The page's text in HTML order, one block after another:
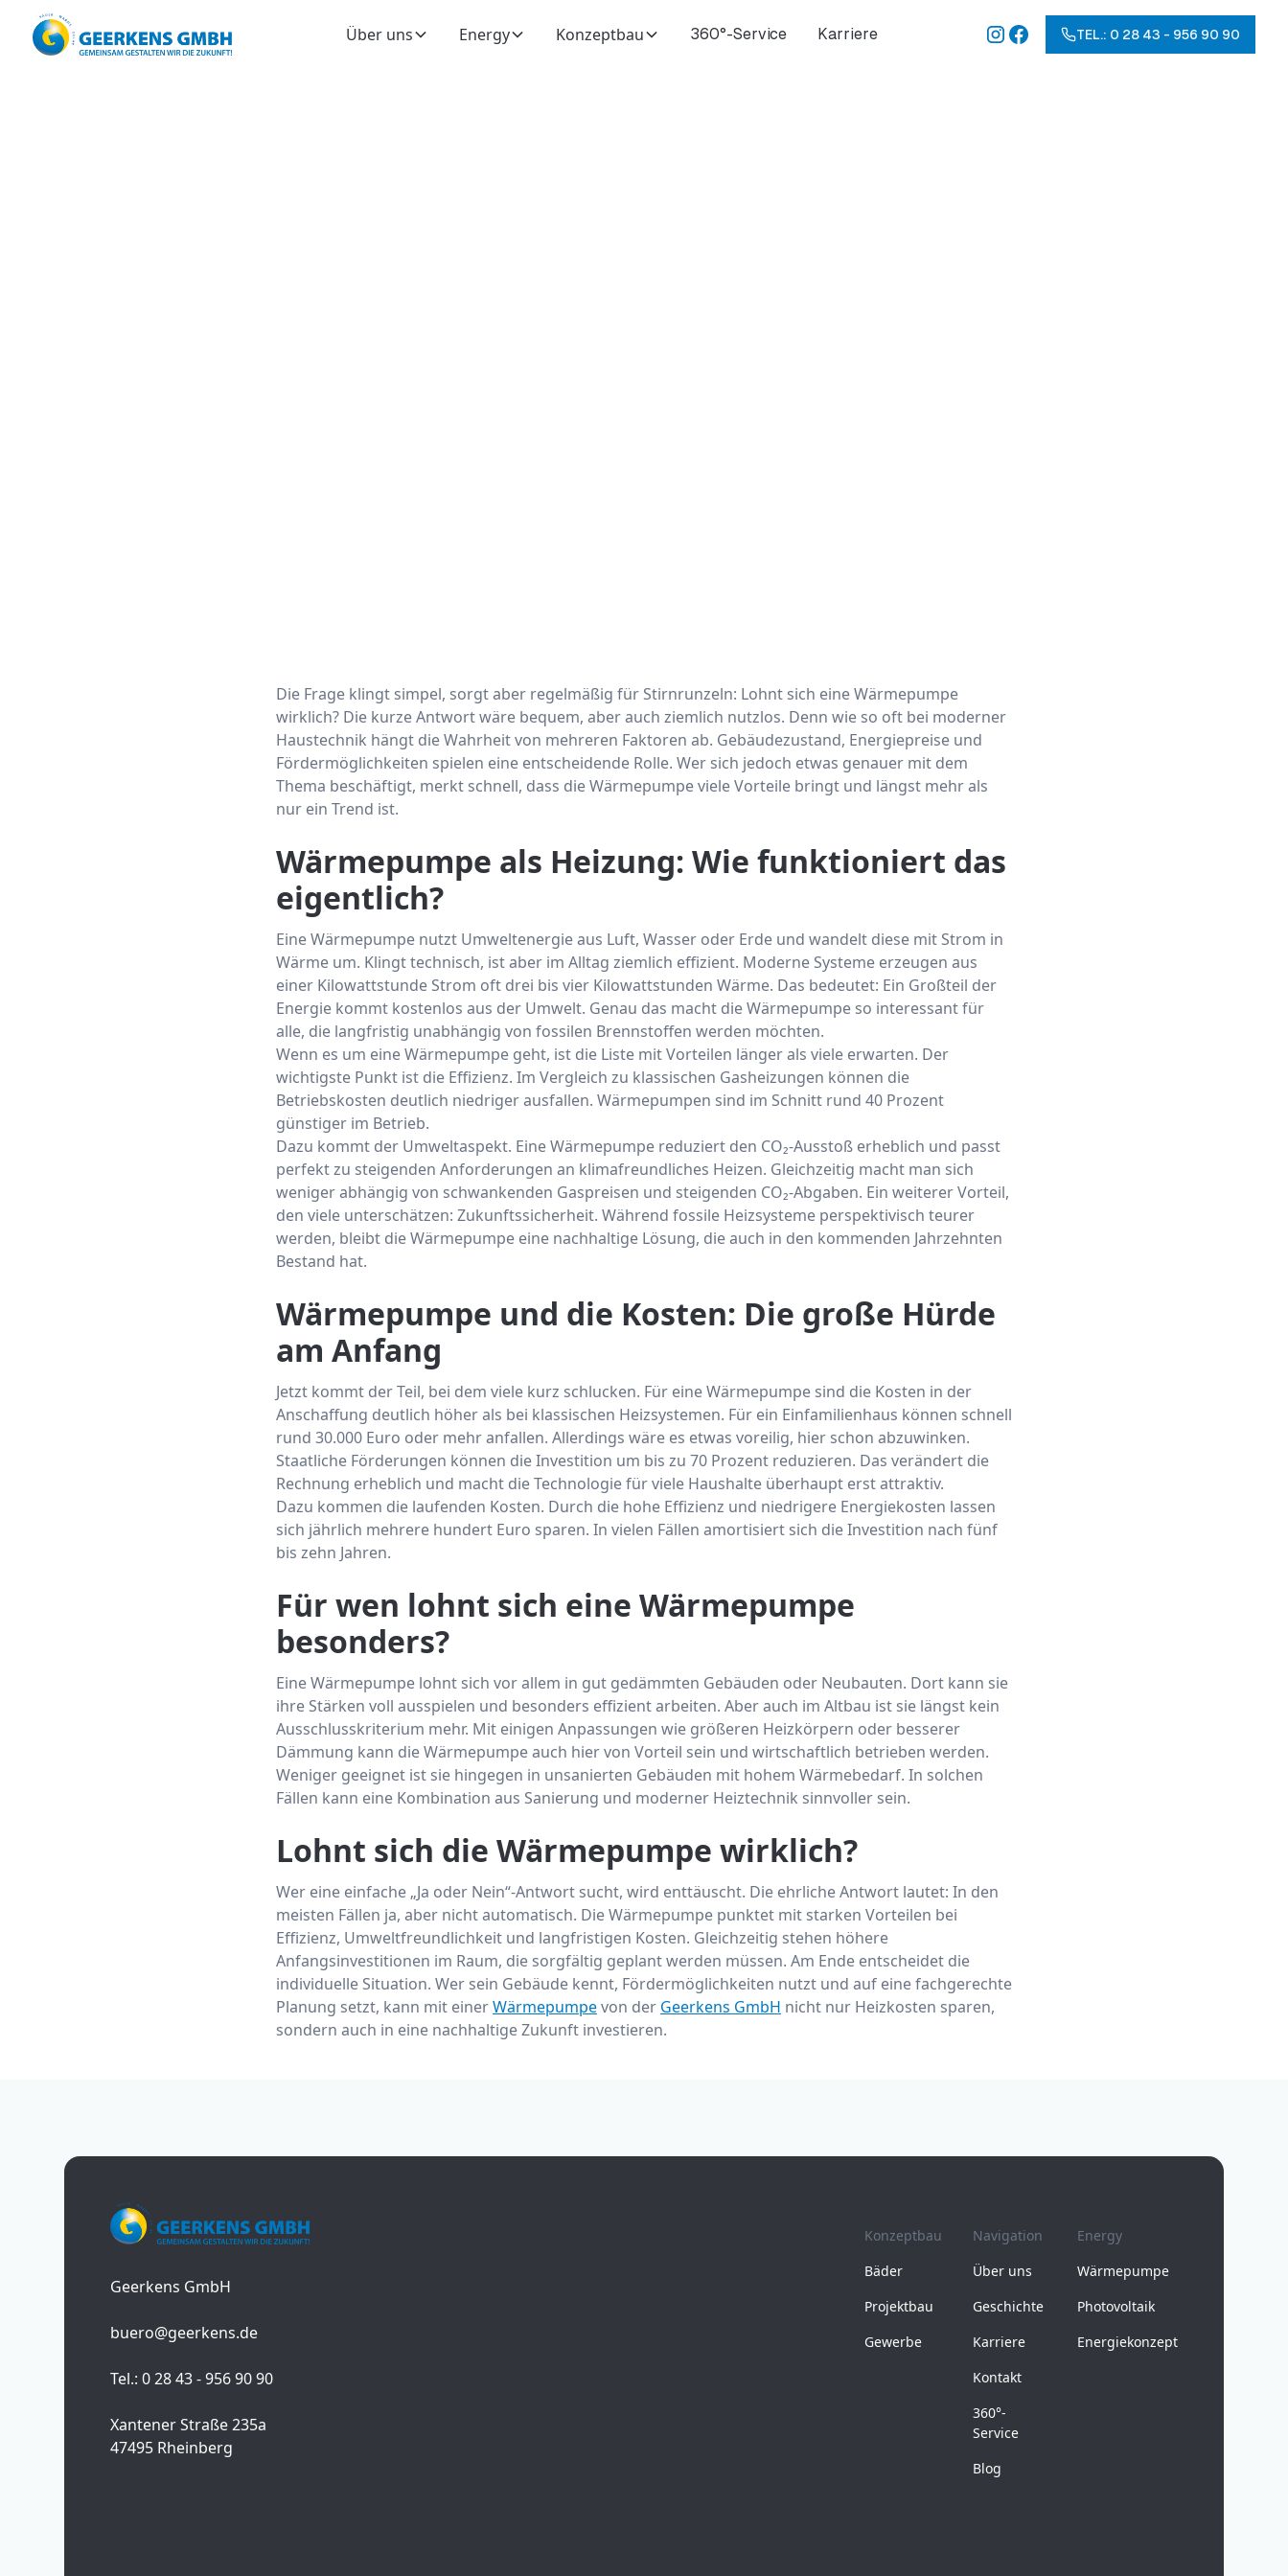
Über uns Energy Konzeptbau 360°-Service Karriere TEL.: 0 28 43 - 956 90 90
Die Frage klingt simpel, sorgt aber regelmäßig für Stirnrunzeln: Lohnt sich eine Wärmepumpe
wirklich? Die kurze Antwort wäre bequem, aber auch ziemlich nutzlos. Denn wie so oft bei moderner
Haustechnik hängt die Wahrheit von mehreren Faktoren ab. Gebäudezustand, Energiepreise und
Fördermöglichkeiten spielen eine entscheidende Rolle. Wer sich jedoch etwas genauer mit dem
Thema beschäftigt, merkt schnell, dass die Wärmepumpe viele Vorteile bringt und längst mehr als
nur ein Trend ist.
Wärmepumpe als Heizung: Wie funktioniert das
eigentlich?
Eine Wärmepumpe nutzt Umweltenergie aus Luft, Wasser oder Erde und wandelt diese mit Strom in
Wärme um. Klingt technisch, ist aber im Alltag ziemlich effizient. Moderne Systeme erzeugen aus
einer Kilowattstunde Strom oft drei bis vier Kilowattstunden Wärme. Das bedeutet: Ein Großteil der
Energie kommt kostenlos aus der Umwelt. Genau das macht die Wärmepumpe so interessant für
alle, die langfristig unabhängig von fossilen Brennstoffen werden möchten.
Wenn es um eine Wärmepumpe geht, ist die Liste mit Vorteilen länger als viele erwarten. Der
wichtigste Punkt ist die Effizienz. Im Vergleich zu klassischen Gasheizungen können die
Betriebskosten deutlich niedriger ausfallen. Wärmepumpen sind im Schnitt rund 40 Prozent
günstiger im Betrieb.
Dazu kommt der Umweltaspekt. Eine Wärmepumpe reduziert den CO₂-Ausstoß erheblich und passt
perfekt zu steigenden Anforderungen an klimafreundliches Heizen. Gleichzeitig macht man sich
weniger abhängig von schwankenden Gaspreisen und steigenden CO₂-Abgaben. Ein weiterer Vorteil,
den viele unterschätzen: Zukunftssicherheit. Während fossile Heizsysteme perspektivisch teurer
werden, bleibt die Wärmepumpe eine nachhaltige Lösung, die auch in den kommenden Jahrzehnten
Bestand hat.
Wärmepumpe und die Kosten: Die große Hürde
am Anfang
Jetzt kommt der Teil, bei dem viele kurz schlucken. Für eine Wärmepumpe sind die Kosten in der
Anschaffung deutlich höher als bei klassischen Heizsystemen. Für ein Einfamilienhaus können schnell
rund 30.000 Euro oder mehr anfallen. Allerdings wäre es etwas voreilig, hier schon abzuwinken.
Staatliche Förderungen können die Investition um bis zu 70 Prozent reduzieren. Das verändert die
Rechnung erheblich und macht die Technologie für viele Haushalte überhaupt erst attraktiv.
Dazu kommen die laufenden Kosten. Durch die hohe Effizienz und niedrigere Energiekosten lassen
sich jährlich mehrere hundert Euro sparen. In vielen Fällen amortisiert sich die Investition nach fünf
bis zehn Jahren.
Für wen lohnt sich eine Wärmepumpe
besonders?
Eine Wärmepumpe lohnt sich vor allem in gut gedämmten Gebäuden oder Neubauten. Dort kann sie
ihre Stärken voll ausspielen und besonders effizient arbeiten. Aber auch im Altbau ist sie längst kein
Ausschlusskriterium mehr. Mit einigen Anpassungen wie größeren Heizkörpern oder besserer
Dämmung kann die Wärmepumpe auch hier von Vorteil sein und wirtschaftlich betrieben werden.
Weniger geeignet ist sie hingegen in unsanierten Gebäuden mit hohem Wärmebedarf. In solchen
Fällen kann eine Kombination aus Sanierung und moderner Heiztechnik sinnvoller sein.
Lohnt sich die Wärmepumpe wirklich?
Wer eine einfache „Ja oder Nein“-Antwort sucht, wird enttäuscht. Die ehrliche Antwort lautet: In den
meisten Fällen ja, aber nicht automatisch. Die Wärmepumpe punktet mit starken Vorteilen bei
Effizienz, Umweltfreundlichkeit und langfristigen Kosten. Gleichzeitig stehen höhere
Anfangsinvestitionen im Raum, die sorgfältig geplant werden müssen. Am Ende entscheidet die
individuelle Situation. Wer sein Gebäude kennt, Fördermöglichkeiten nutzt und auf eine fachgerechte
Planung setzt, kann mit einerWärmepumpevon der Geerkens GmbH nicht nur Heizkosten sparen,
sondern auch in eine nachhaltige Zukunft investieren.
Geerkens GmbH
buero@geerkens.de
Tel.: 0 28 43 - 956 90 90
Xantener Straße 235a
47495 Rheinberg
Konzeptbau
Bäder
Projektbau
Gewerbe
Navigation
Über uns
Geschichte
Karriere
Kontakt
360°-
Service
Blog
Energy
Wärmepumpe
Photovoltaik
Energiekonzept